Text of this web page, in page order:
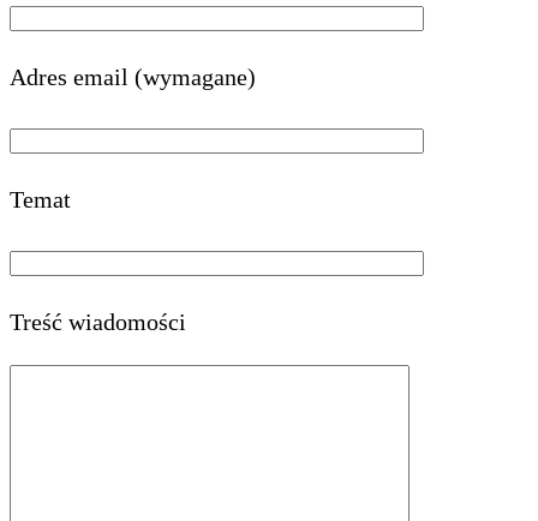
Adres email (wymagane)
Temat
Treść wiadomości